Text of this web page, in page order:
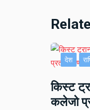
देश
किस्ट
कलेजो